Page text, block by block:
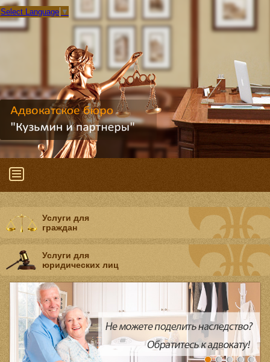
Select Language ▼
Услуги для
граждан
Услуги для
юридических лиц